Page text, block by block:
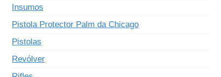
Insumos
Pistola Protector Palm da Chicago
Pistolas
Revólver